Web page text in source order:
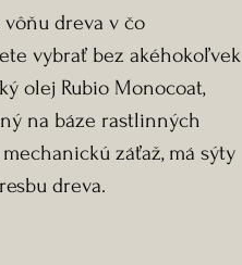
dreva v čo
vybrať bez akéhokoľvek
olej Rubio Monocoat,
na báze rastlinných
záťaž, má sýty
dreva.